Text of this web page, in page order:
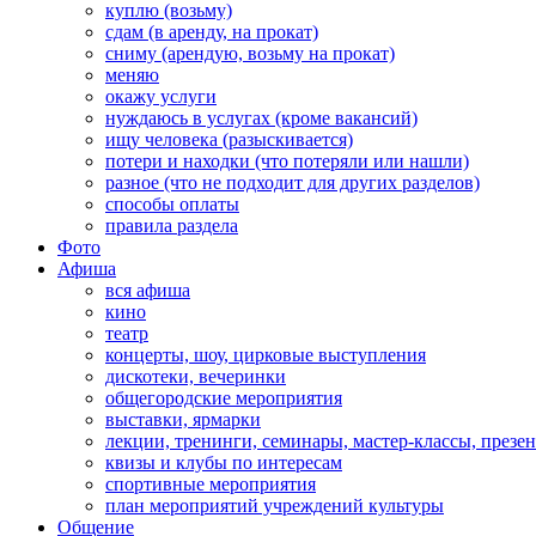
куплю (возьму)
сдам (в аренду, на прокат)
сниму (арендую, возьму на прокат)
меняю
окажу услуги
нуждаюсь в услугах (кроме вакансий)
ищу человека (разыскивается)
потери и находки (что потеряли или нашли)
разное (что не подходит для других разделов)
способы оплаты
правила раздела
Фото
Афиша
вся афиша
кино
театр
концерты, шоу, цирковые выступления
дискотеки, вечеринки
общегородские мероприятия
выставки, ярмарки
лекции, тренинги, семинары, мастер-классы,
квизы и клубы по интересам
спортивные мероприятия
план мероприятий учреждений культуры
Общение